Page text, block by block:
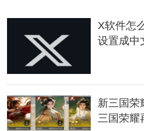
2、《如鸢》是国服版本，仅
《代号鸢》是广州灵犀互动娱
游，国际服代号鸢工作室运营
X软件怎
设置成中
新三国荣
三国荣耀